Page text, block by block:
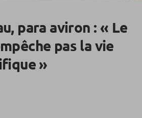
para aviron : « Le
pas la vie
»